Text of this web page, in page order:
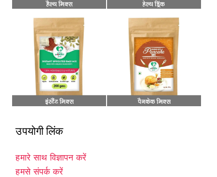
उपयोगी लिंक
हमारे साथ विज्ञापन करें
हमसे संपर्क करें